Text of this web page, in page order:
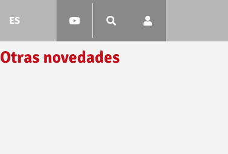
ES
Otras novedades